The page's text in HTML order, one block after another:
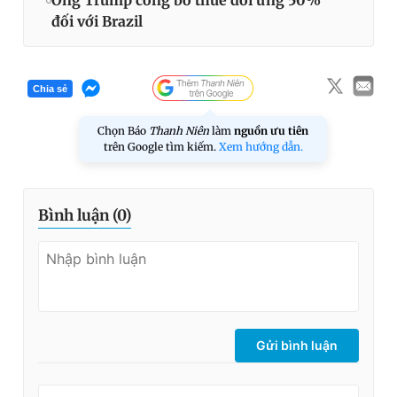
đối với Brazil
Chia sẻ
Chọn Báo Thanh Niên làm nguồn ưu tiên
trên Google tìm kiếm. Xem hướng dẫn.
Bình luận (0)
Gửi bình luận